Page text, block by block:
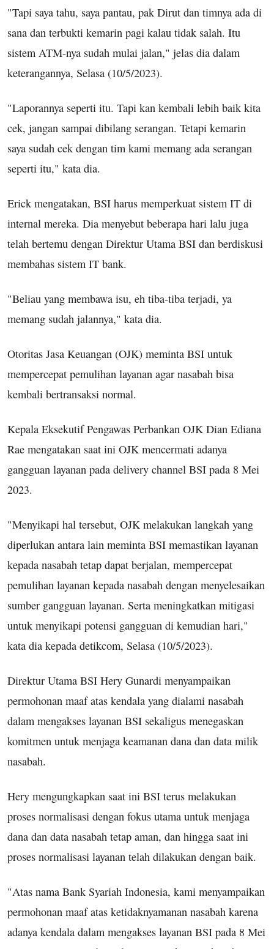
"Tapi saya tahu, saya pantau, pak Dirut dan timnya ada di
sana dan terbukti kemarin pagi kalau tidak salah. Itu
sistem ATM-nya sudah mulai jalan," jelas dia dalam
keterangannya, Selasa (10/5/2023).
"Laporannya seperti itu. Tapi kan kembali lebih baik kita
cek, jangan sampai dibilang serangan. Tetapi kemarin
saya sudah cek dengan tim kami memang ada serangan
seperti itu," kata dia.
Erick mengatakan, BSI harus memperkuat sistem IT di
internal mereka. Dia menyebut beberapa hari lalu juga
telah bertemu dengan Direktur Utama BSI dan berdiskusi
membahas sistem IT bank.
"Beliau yang membawa isu, eh tiba-tiba terjadi, ya
memang sudah jalannya," kata dia.
Otoritas Jasa Keuangan (OJK) meminta BSI untuk
mempercepat pemulihan layanan agar nasabah bisa
kembali bertransaksi normal.
Kepala Eksekutif Pengawas Perbankan OJK Dian Ediana
Rae mengatakan saat ini OJK mencermati adanya
gangguan layanan pada delivery channel BSI pada 8 Mei
2023.
"Menyikapi hal tersebut, OJK melakukan langkah yang
diperlukan antara lain meminta BSI memastikan layanan
kepada nasabah tetap dapat berjalan, mempercepat
pemulihan layanan kepada nasabah dengan menyelesaikan
sumber gangguan layanan. Serta meningkatkan mitigasi
untuk menyikapi potensi gangguan di kemudian hari,"
kata dia kepada detikcom, Selasa (10/5/2023).
Direktur Utama BSI Hery Gunardi menyampaikan
permohonan maaf atas kendala yang dialami nasabah
dalam mengakses layanan BSI sekaligus menegaskan
komitmen untuk menjaga keamanan dana dan data milik
nasabah.
Hery mengungkapkan saat ini BSI terus melakukan
proses normalisasi dengan fokus utama untuk menjaga
dana dan data nasabah tetap aman, dan hingga saat ini
proses normalisasi layanan telah dilakukan dengan baik.
"Atas nama Bank Syariah Indonesia, kami menyampaikan
permohonan maaf atas ketidaknyamanan nasabah karena
adanya kendala dalam mengakses layanan BSI pada 8 Mei